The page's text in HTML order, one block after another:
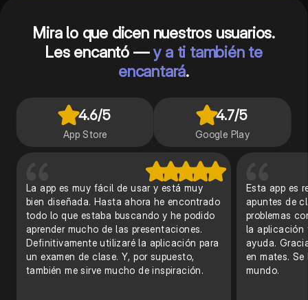
Mira lo que dicen nuestros usuarios.
Les encantó —y a ti también te
encantará.
4.6/5
App Store
4.7/5
Google Play
La app es muy fácil de usar y está muy
bien diseñada. Hasta ahora he encontrado
todo lo que estaba buscando y he podido
aprender mucho de las presentaciones.
Definitivamente utilizaré la aplicación para
un examen de clase. Y, por supuesto,
también me sirve mucho de inspiración.
Esta app es
apuntes de
problemas
la aplicación
ayuda.
en mates.
mundo.